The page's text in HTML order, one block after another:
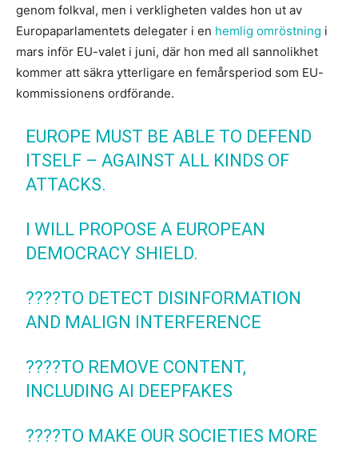
genom folkval, men i verkligheten valdes hon ut av
Europaparlamentets delegater i en hemlig omröstning i
mars inför EU-valet i juni, där hon med all sannolikhet
kommer att säkra ytterligare en femårsperiod som EU-
kommissionens ordförande.
EUROPE MUST BE ABLE TO DEFEND
ITSELF – AGAINST ALL KINDS OF
ATTACKS.
I WILL PROPOSE A EUROPEAN
DEMOCRACY SHIELD.
????️TO DETECT DISINFORMATION
AND MALIGN INTERFERENCE
????️TO REMOVE CONTENT,
INCLUDING AI DEEPFAKES
????️TO MAKE OUR SOCIETIES MORE